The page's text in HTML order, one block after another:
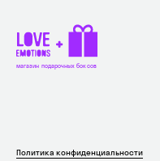
магазин подарочных боксов
Политика конфиденциальности